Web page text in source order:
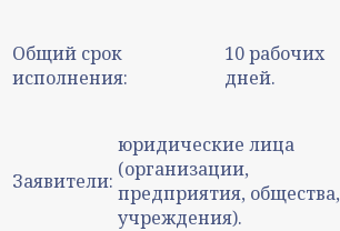
Общий срок
исполнения:
10 рабочих
дней.
Заявители:
юридические лица
(организации,
предприятия, общества,
учреждения).